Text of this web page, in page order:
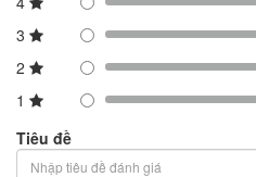
3
2
1
Tiêu đề